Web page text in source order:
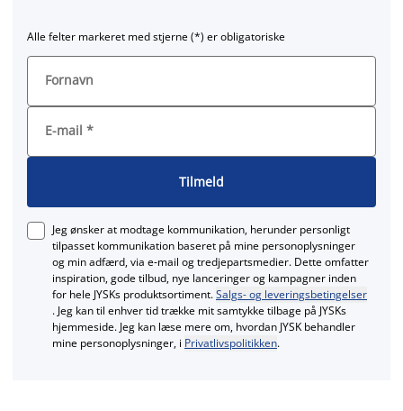
Alle felter markeret med stjerne (*) er obligatoriske
Fornavn
E-mail *
Tilmeld
Jeg ønsker at modtage kommunikation, herunder personligt
tilpasset kommunikation baseret på mine personoplysninger
og min adfærd, via e‑mail og tredjepartsmedier. Dette omfatter
inspiration, gode tilbud, nye lanceringer og kampagner inden
for hele JYSKs produktsortiment.Salgs- og leveringsbetingelser
. Jeg kan til enhver tid trække mit samtykke tilbage på JYSKs
hjemmeside. Jeg kan læse mere om, hvordan JYSK behandler
mine personoplysninger, i Privatlivspolitikken.